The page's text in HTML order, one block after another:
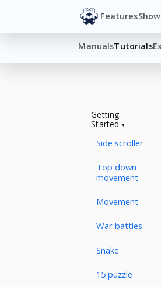
Features
ManualsTutorials
Getting
Started
Side scroller
Top down
movement
Movement
War battles
Snake
15 puzzle